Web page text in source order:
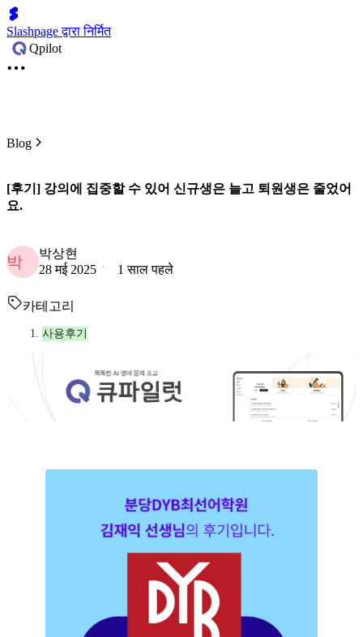
Slashpage द्वारा निर्मित
Qpilot
Blog
[후기] 강의에 집중할 수 있어 신규생은 늘고 퇴원생은 줄었어
요.
박
박상현
28 मई 2025
1 साल पहले
카테고리
사용후기